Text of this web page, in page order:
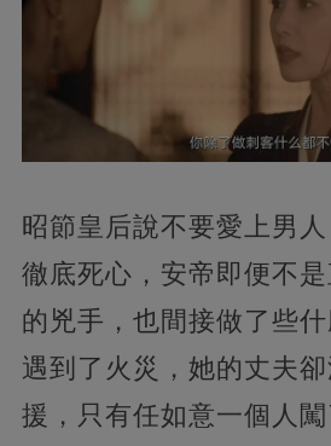
昭節皇后說不要愛上男
徹底死心，安帝即便不
的兇手，也間接做了些
遇到了火災，她的丈夫
援，只有任如意一個人